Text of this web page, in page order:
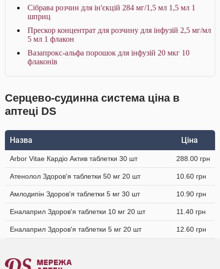
Сібрава розчин для ін'єкцій 284 мг/1,5 мл 1,5 мл 1
шприц
Прескор концентрат для розчину для інфузій 2,5 мг/мл
5 мл 1 флакон
Вазапрокс-альфа порошок для інфузій 20 мкг 10
флаконів
Серцево-судинна система ціна в
аптеці DS
Назва Ціна
Arbor Vitae Кардіо Актив таблетки 30 шт 288.00 грн
Атенолол Здоров'я таблетки 50 мг 20 шт 10.60 грн
Амлодипін Здоров'я таблетки 5 мг 30 шт 10.90 грн
Еналаприл Здоров'я таблетки 10 мг 20 шт 11.40 грн
Еналаприл Здоров'я таблетки 5 мг 20 шт 12.60 грн